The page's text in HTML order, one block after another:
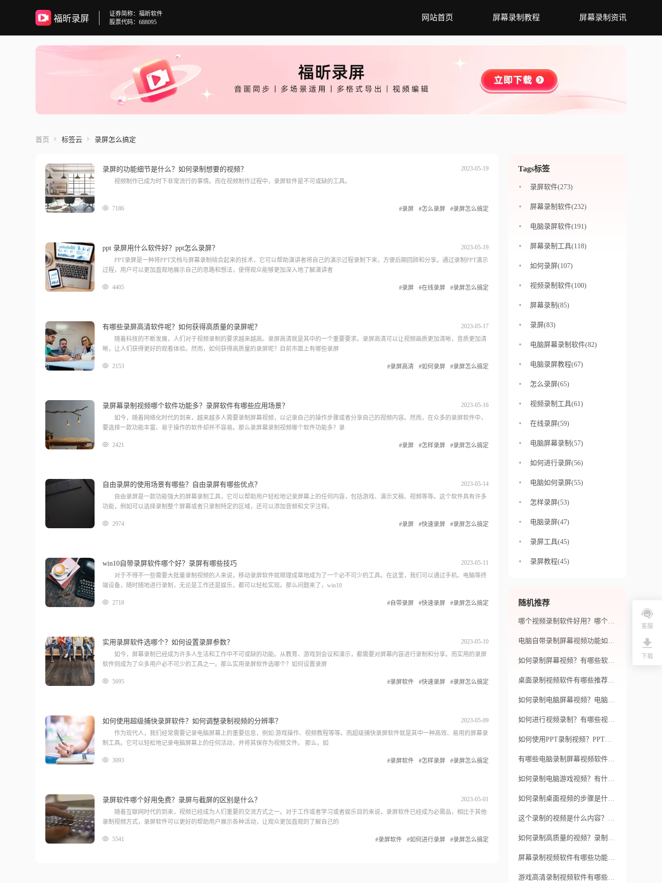
福昕录屏
证券简称：福昕软件
股票代码：688095
网站首页 屏幕录制教程 屏幕录制资讯
首页 标签云 录屏怎么搞定
录屏的功能细节是什么？如何录制想要的视频？
2023-05-19
视频制作已成为时下非常流行的事情。而在视频制作过程中，录屏软件是不可或缺的工具。
7186 #录屏 #怎么录屏 #录屏怎么搞定
ppt 录屏用什么软件好？ppt怎么录屏？
2023-05-19
PPT录屏是一种将PPT文档与屏幕录制结合起来的技术，它可以帮助演讲者将自己的演示过程录制下来，方便后期回顾和分享。通过录制PPT演示
过程，用户可以更加直观地展示自己的思路和想法，使得观众能够更加深入地了解演讲者
4405 #录屏 #在线录屏 #录屏怎么搞定
有哪些录屏高清软件呢？如何获得高质量的录屏呢？
2023-05-17
随着科技的不断发展，人们对于视频录制的要求越来越高。录屏高清就是其中的一个重要要求。录屏高清可以让视频画质更加清晰，音质更加清
晰，让人们获得更好的观看体验。然而，如何获得高质量的录屏呢？目前市面上有哪些录屏
2153 #录屏高清 #如何录屏 #录屏怎么搞定
录屏幕录制视频哪个软件功能多？录屏软件有哪些应用场景？
2023-05-16
如今，随着网络化时代的到来，越来越多人需要录制屏幕视频，以记录自己的操作步骤或者分享自己的视频内容。然而，在众多的录屏软件中，
要选择一款功能丰富、易于操作的软件却并不容易。那么录屏幕录制视频哪个软件功能多？录
2421 #录屏 #怎样录屏 #录屏怎么搞定
自由录屏的使用场景有哪些？自由录屏有哪些优点？
2023-05-14
自由录屏是一款功能强大的屏幕录制工具，它可以帮助用户轻松地记录屏幕上的任何内容，包括游戏、演示文稿、视频等等。这个软件具有许多
功能，例如可以选择录制整个屏幕或者只录制特定的区域，还可以添加音频和文字注释。
2974 #录屏 #快速录屏 #录屏怎么搞定
win10自带录屏软件哪个好？录屏有哪些技巧
2023-05-11
对于不得不一些需要大批量录制视频的人来说，移动录屏软件就顺理成章地成为了一个必不可少的工具。在这里，我们可以通过手机、电脑等终
端设备，随时随地进行录制，无论是工作还是娱乐，都可以轻松实现。那么问题来了，win10
2718 #自带录屏 #快速录屏 #录屏怎么搞定
实用录屏软件选哪个？如何设置录屏参数？
2023-05-10
如今，屏幕录制已经成为许多人生活和工作中不可或缺的功能。从教育、游戏到会议和演示，都需要对屏幕内容进行录制和分享。而实用的录屏
软件则成为了众多用户必不可少的工具之一。那么实用录屏软件选哪个？如何设置录屏
5695 #录屏软件 #快速录屏 #录屏怎么搞定
如何使用超级捕快录屏软件？如何调整录制视频的分辨率？
2023-05-09
作为现代人，我们经常需要记录电脑屏幕上的重要信息，例如:游戏操作、视频教程等等。而超级捕快录屏软件就是其中一种高效、易用的屏幕录
制工具。它可以轻松地记录电脑屏幕上的任何活动，并将其保存为视频文件。 那么，如
3093 #录屏软件 #怎样录屏 #录屏怎么搞定
录屏软件哪个好用免费？录屏与截屏的区别是什么？
2023-05-01
随着互联网时代的到来，视频已经成为人们重要的交流方式之一。对于工作或者学习或者娱乐目的来说，录屏软件已经成为必需品，相比于其他
录制视频方式，录屏软件可以更好的帮助用户展示各种活动，让观众更加直观的了解自己的
5541 #录屏软件 #如何进行录屏 #录屏怎么搞定
Tags标签
录屏软件(273)
屏幕录制软件(232)
电脑录屏软件(191)
屏幕录制工具(118)
如何录屏(107)
视频录制软件(100)
屏幕录制(85)
录屏(83)
电脑屏幕录制软件(82)
电脑录屏教程(67)
怎么录屏(65)
视频录制工具(61)
在线录屏(59)
电脑屏幕录制(57)
如何进行录屏(56)
电脑如何录屏(55)
怎样录屏(53)
电脑录屏(47)
录屏工具(45)
录屏教程(45)
随机推荐
哪个视频录制软件好用？哪个软件录制视频效果好？
电脑自带录制屏幕视频功能如何使用？电脑自带的录制屏幕视频能否编辑和保存？
如何录制屏幕视频？有哪些软件可以录制屏幕视频？
桌面录制视频软件有哪些推荐的功能？如何选择适合自己的桌面录制视频软件？
如何录制电脑屏幕视频？电脑屏幕视频录制方法有哪些？
如何进行视频录制？有哪些视频录制软件推荐？
如何使用PPT录制视频？PPT录制视频的步骤是什么？
有哪些电脑录制屏幕视频软件推荐？如何选择适合自己的电脑录制屏幕视频软件？
如何录制电脑游戏视频？有什么软件可以录制电脑游戏视频？
如何录制桌面视频的步骤是什么？有没有简单的方法可以录制桌面视频？
这个录制的视频是什么内容？这个录制的视频是在哪里拍摄的？
如何录制高质量的视频？录制视频需要哪些设备和技巧？
屏幕录制视频软件有哪些功能？如何选择适合自己的屏幕录制视频软件？
游戏高清录制视频软件有哪些推荐？如何选择适合的游戏高清录制视频软件？
客服
下载